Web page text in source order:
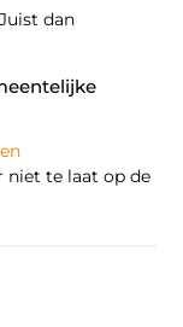
dan
niet te laat op de